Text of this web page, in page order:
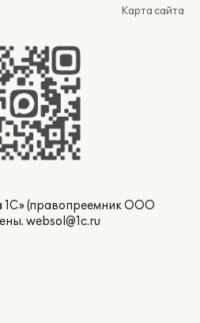
Карта сайта
1С» (правопреемник ООО
websol@1c.ru